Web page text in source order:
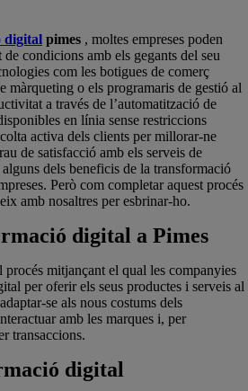
digital pimes , moltes empreses poden
condicions amb els gegants del seu
com les botigues de comerç
màrqueting o els programaris de gestió al
a través de l’automatització de
en línia sense restriccions
activa dels clients per millorar-ne
de satisfacció amb els serveis de
dels beneficis de la transformació
Però com completar aquest procés
amb nosaltres per esbrinar-ho.
digital a Pimes
procés mitjançant el qual les companyies
per oferir els seus productes i serveis al
se als nous costums dels
amb les marques i, per
transaccions.
digital